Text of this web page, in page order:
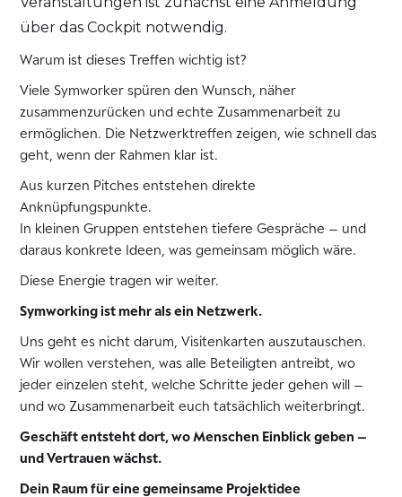
über das Cockpit notwendig.
Warum ist dieses Treffen wichtig ist?
Viele Symworker spüren den Wunsch, näher
zusammenzurücken und echte Zusammenarbeit zu
ermöglichen. Die Netzwerktreffen zeigen, wie schnell das
geht, wenn der Rahmen klar ist.
Aus kurzen Pitches entstehen direkte
Anknüpfungspunkte.
In kleinen Gruppen entstehen tiefere Gespräche – und
daraus konkrete Ideen, was gemeinsam möglich wäre.
Diese Energie tragen wir weiter.
Symworking ist mehr als ein Netzwerk.
Uns geht es nicht darum, Visitenkarten auszutauschen.
Wir wollen verstehen, was alle Beteiligten antreibt, wo
jeder einzelen steht, welche Schritte jeder gehen will –
und wo Zusammenarbeit euch tatsächlich weiterbringt.
Geschäft entsteht dort, wo Menschen Einblick geben –
und Vertrauen wächst.
Dein Raum für eine gemeinsame Projektidee